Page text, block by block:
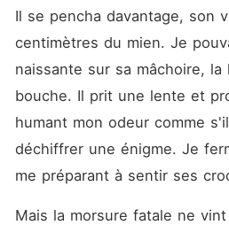
Il se pencha davantage, son
centimètres du mien. Je
naissante sur sa mâchoire,
bouche. Il prit une lente et
humant mon odeur comme
déchiffrer une énigme. Je
me préparant à sentir ses
Mais la morsure fatale ne